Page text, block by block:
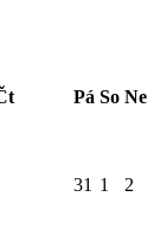
Pá So Ne
31 1 2